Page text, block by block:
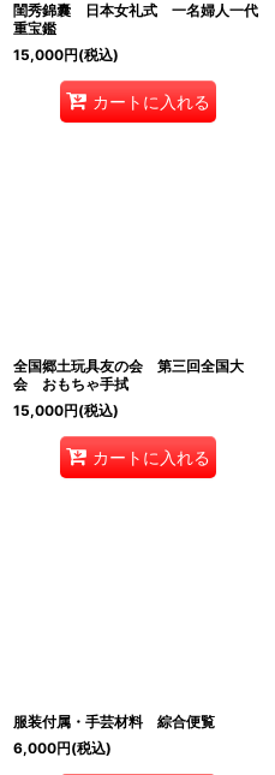
閨秀錦囊 日本女礼式 一名婦人一代
重宝鑑
15,000円(税込)
カートに入れる
全国郷土玩具友の会 第三回全国大
会 おもちゃ手拭
15,000円(税込)
カートに入れる
服装付属・手芸材料 綜合便覧
6,000円(税込)